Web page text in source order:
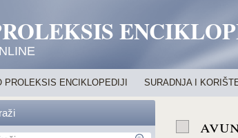
PROLEKSIS ENCIKLOPEDIJI SURADNJA I